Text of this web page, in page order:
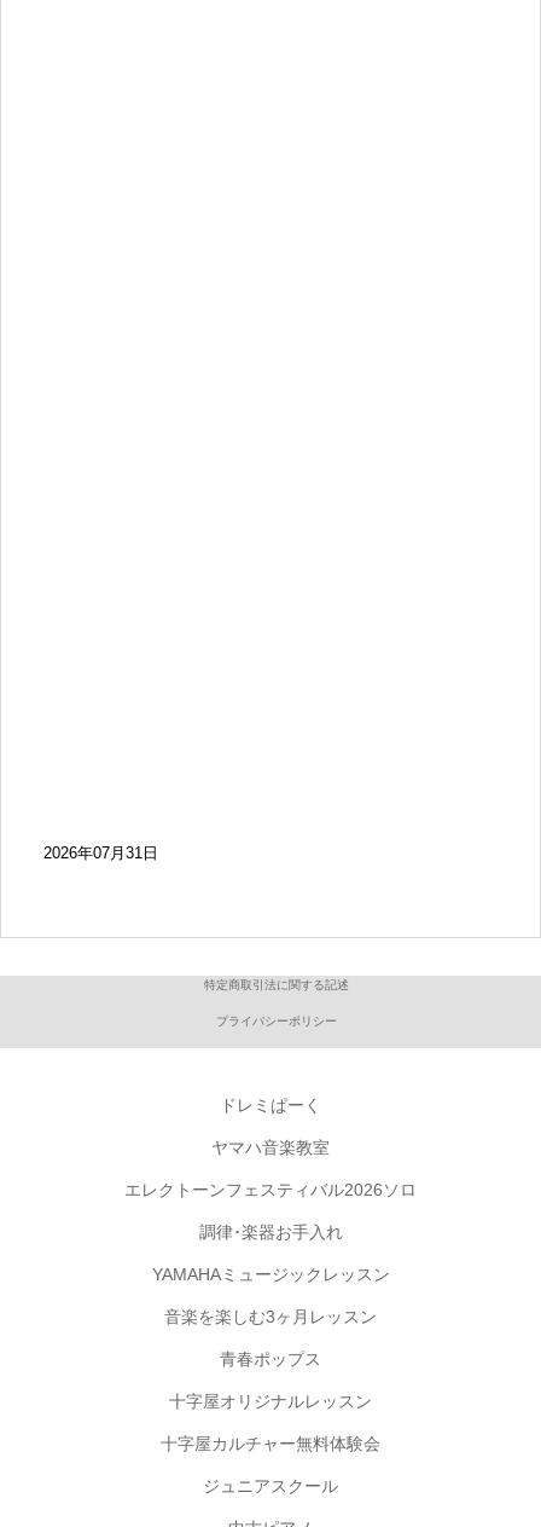
2026年07月31日
特定商取引法に関する記述
プライバシーポリシー
ドレミぱーく
ヤマハ音楽教室
エレクトーンフェスティバル2026ソロ
調律･楽器お手入れ
YAMAHAミュージックレッスン
音楽を楽しむ3ヶ月レッスン
青春ポップス
十字屋オリジナルレッスン
十字屋カルチャー無料体験会
ジュニアスクール